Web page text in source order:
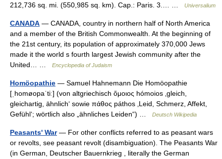
212,736 sq. mi. (550,985 sq. km). Cap.: Paris. 3.… …
Universalium
CANADA — CANADA, country in northern half of North America
and a member of the British Commonwealth. At the beginning of
the 21st century, its population of approximately 370,000 Jews
made it the world s fourth largest Jewish community after the
United… …
Encyclopedia of Judaism
Homöopathie — Samuel Hahnemann Die Homöopathie
[ˌhomøopaˈtiː] (von altgriechisch ὅμοιος hómoios ‚gleich,
gleichartig, ähnlich‘ sowie πάθος páthos ‚Leid, Schmerz, Affekt,
Gefühl‘; wörtlich also „ähnliches Leiden“) …
Deutsch Wikipedia
Peasants' War— For other conflicts referred to as peasant wars
or revolts, see peasant revolt (disambiguation). The Peasants War
(in German, Deutscher Bauernkrieg , literally the German